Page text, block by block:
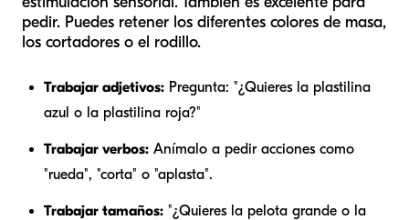
pedir. Puedes retener los diferentes colores de masa,
los cortadores o el rodillo.
Trabajar adjetivos: Pregunta: "¿Quieres la plastilina
azul o la plastilina roja?"
Trabajar verbos: Anímalo a pedir acciones como
"rueda", "corta" o "aplasta".
Trabajar tamaños: "¿Quieres la pelota grande o la